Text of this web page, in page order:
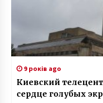
9 років ago
Киевский
сердце голубых